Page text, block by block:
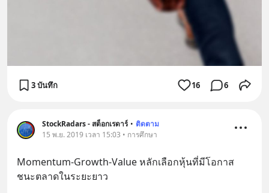
3 บันทึก 16 6
StockRadars - สต็อกเรดาร์ • ติดตาม
15 พ.ย. 2019 เวลา 15:03 • การศึกษา
Momentum-Growth-Value หลักเลือกหุ้นที่มีโอกาส
ชนะตลาดในระยะยาว